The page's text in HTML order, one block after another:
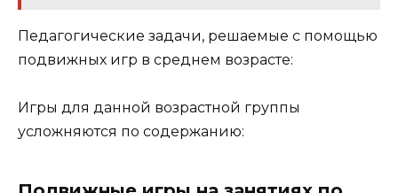
Педагогические задачи, решаемые с помощью
подвижных игр в среднем возрасте:
Игры для данной возрастной группы
усложняются по содержанию: